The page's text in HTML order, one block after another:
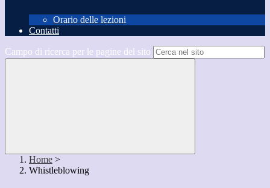
Orario delle lezioni
Contatti
Campo di ricerca per le pagine del sito
Home >
Whistleblowing